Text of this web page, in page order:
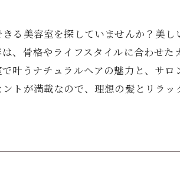
る美容室を探していませんか？美
、骨格やライフスタイルに合わせ
叶うナチュラルヘアの魅力と、サ
トが満載なので、理想の髪とリラ